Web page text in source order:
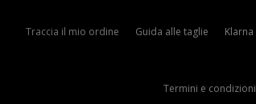
Traccia il mio ordine Guida alle taglie Klarna
Termini e condizioni